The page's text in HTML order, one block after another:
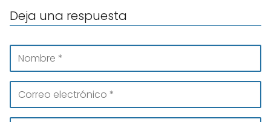
Deja una respuesta